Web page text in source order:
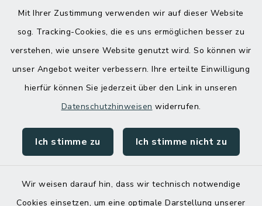
Mit Ihrer Zustimmung verwenden wir auf dieser Website
sog. Tracking-Cookies, die es uns ermöglichen besser zu
verstehen, wie unsere Website genutzt wird. So können wir
unser Angebot weiter verbessern. Ihre erteilte Einwilligung
hierfür können Sie jederzeit über den Link in unseren
Datenschutzhinweisen widerrufen.
Ich stimme zu Ich stimme nicht zu
Wir weisen darauf hin, dass wir technisch notwendige
Cookies einsetzen, um eine optimale Darstellung unserer
Kontakt